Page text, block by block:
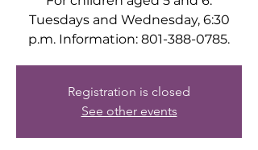
Tuesdays and Wednesday, 6:30
p.m. Information: 801-388-0785.
Registration is closed
See other events